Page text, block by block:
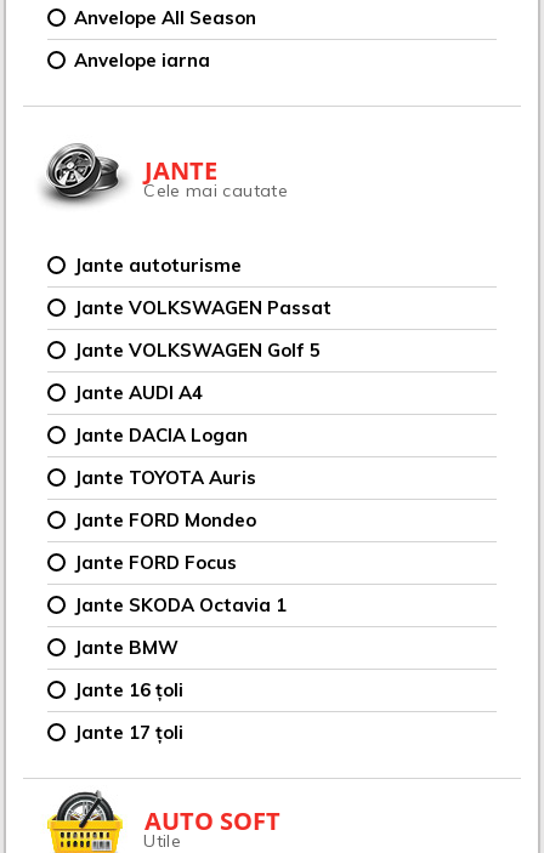
Anvelope All Season
Anvelope iarna
JANTE
Cele mai cautate
Jante autoturisme
Jante VOLKSWAGEN Passat
Jante VOLKSWAGEN Golf 5
Jante AUDI A4
Jante DACIA Logan
Jante TOYOTA Auris
Jante FORD Mondeo
Jante FORD Focus
Jante SKODA Octavia 1
Jante BMW
Jante 16 țoli
Jante 17 țoli
AUTO SOFT
Utile